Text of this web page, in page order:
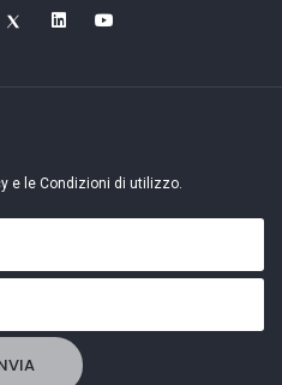
e le Condizioni di utilizzo.